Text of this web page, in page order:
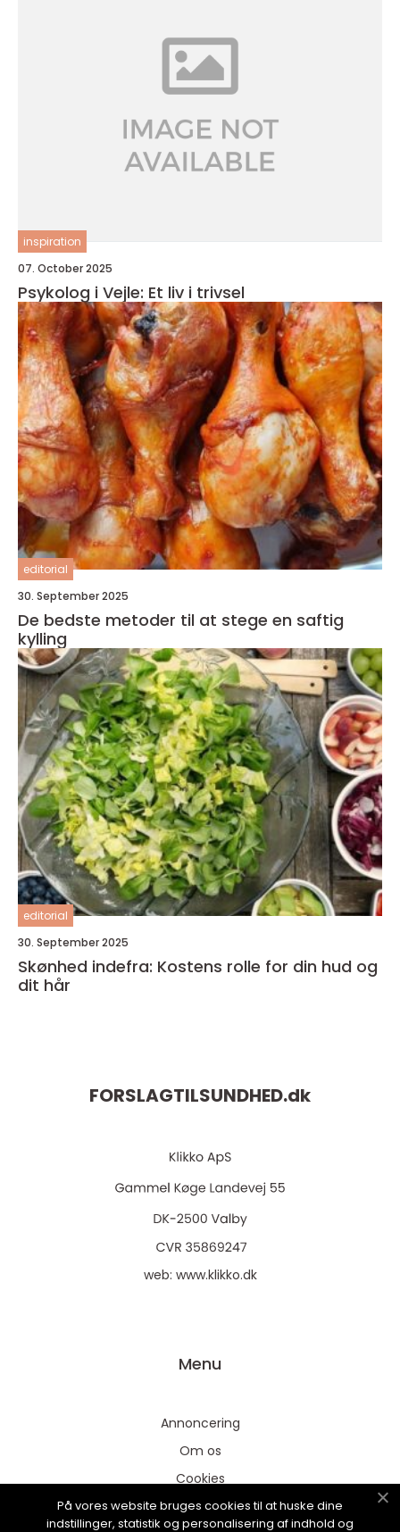
inspiration
07. October 2025
Psykolog i Vejle: Et liv i trivsel
editorial
30. September 2025
De bedste metoder til at stege en saftig
kylling
editorial
30. September 2025
Skønhed indefra: Kostens rolle for din hud og
dit hår
FORSLAGTILSUNDHED.dk
web: www.klikko.dk
Menu
Annoncering
Om os
Cookies
Kontakt os
På vores website bruges cookies til at huske dine
indstillinger, statistik og personalisering af indhold og